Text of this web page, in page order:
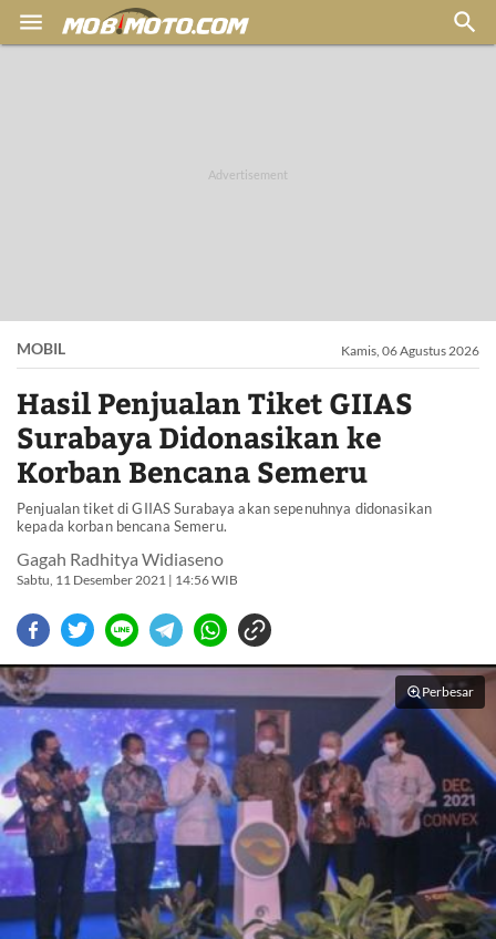
 
MOBIL Kamis, 06 Agustus 2026
Hasil Penjualan Tiket GIIAS
Surabaya Didonasikan ke
Korban Bencana Semeru
Penjualan tiket di GIIAS Surabaya akan sepenuhnya didonasikan
kepada korban bencana Semeru.
Gagah Radhitya Widiaseno
Sabtu, 11 Desember 2021 | 14:56 WIB
Perbesar